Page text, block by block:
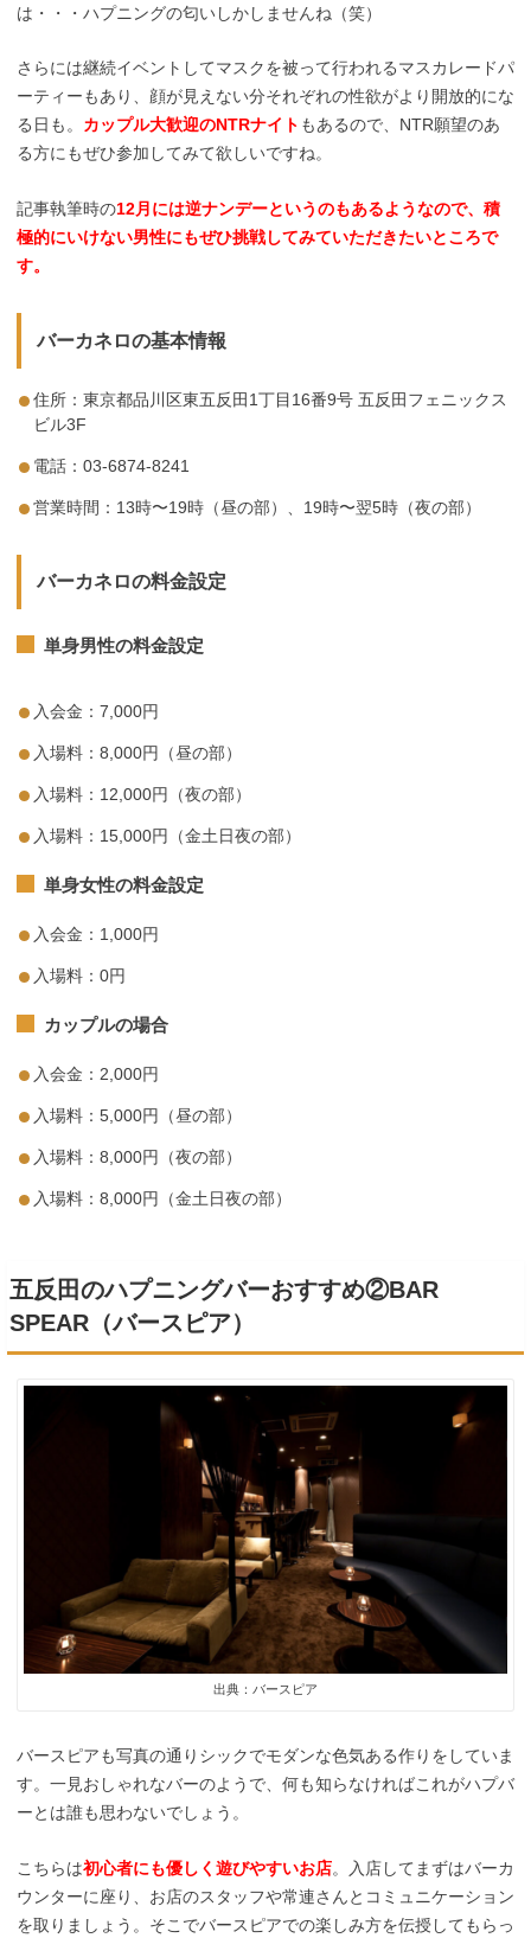
は・・・ハプニングの匂いしかしませんね（笑）
さらには継続イベントしてマスクを被って行われるマスカレードパ
ーティーもあり、顔が見えない分それぞれの性欲がより開放的にな
る日も。 カップル大歓迎のNTRナイト もあるので、NTR願望のあ
る方にもぜひ参加してみて欲しいですね。
記事執筆時の12月には逆ナンデーというのもあるようなので、積
極的にいけない男性にもぜひ挑戦してみていただきたいところで
す。
バーカネロの基本情報
住所：東京都品川区東五反田1丁目16番9号 五反田フェニックス
ビル3F
電話：03-6874-8241
営業時間：13時〜19時（昼の部）、19時〜翌5時（夜の部）
バーカネロの料金設定
単身男性の料金設定
入会金：7,000円
入場料：8,000円（昼の部）
入場料：12,000円（夜の部）
入場料：15,000円（金土日夜の部）
単身女性の料金設定
入会金：1,000円
入場料：0円
カップルの場合
入会金：2,000円
入場料：5,000円（昼の部）
入場料：8,000円（夜の部）
入場料：8,000円（金土日夜の部）
五反田のハプニングバーおすすめ②BAR
SPEAR（バースピア）
出典：バースピア
バースピアも写真の通りシックでモダンな色気ある作りをしていま
す。一見おしゃれなバーのようで、何も知らなければこれがハプバ
ーとは誰も思わないでしょう。
こちらは初心者にも優しく遊びやすいお店。入店してまずはバーカ
ウンターに座り、お店のスタッフや常連さんとコミュニケーション
を取りましょう。そこでバースピアでの楽しみ方を伝授してもらっ